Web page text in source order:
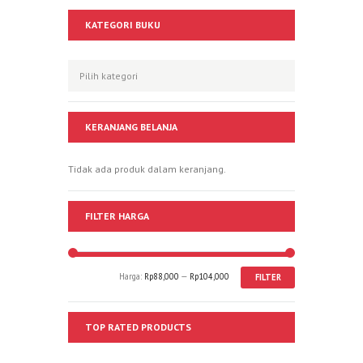
KATEGORI BUKU
KERANJANG BELANJA
Tidak ada produk dalam keranjang.
FILTER HARGA
FILTER
Harga: Rp88,000 — Rp104,000
TOP RATED PRODUCTS